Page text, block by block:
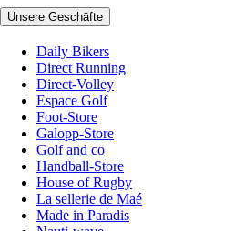
Unsere Geschäfte
Daily Bikers
Direct Running
Direct-Volley
Espace Golf
Foot-Store
Galopp-Store
Golf and co
Handball-Store
House of Rugby
La sellerie de Maé
Made in Paradis